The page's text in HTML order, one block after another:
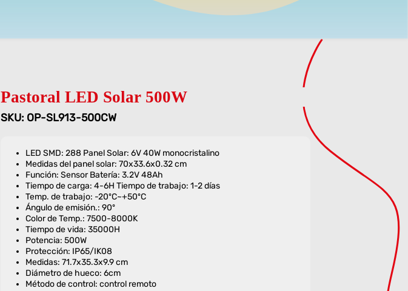
Pastoral LED Solar 500W
SKU: OP-SL913-500CW
LED SMD: 288 Panel Solar: 6V 40W monocristalino
Medidas del panel solar: 70x33.6x0.32 cm
Función: Sensor Batería: 3.2V 48Ah
Tiempo de carga: 4-6H Tiempo de trabajo: 1-2 días
Temp. de trabajo: -20ºC~+50ºC
Ángulo de emisión.: 90º
Color de Temp.: 7500-8000K
Tiempo de vida: 35000H
Potencia: 500W
Protección: IP65/IK08
Medidas: 71.7x35.3x9.9 cm
Diámetro de hueco: 6cm
Método de control: control remoto